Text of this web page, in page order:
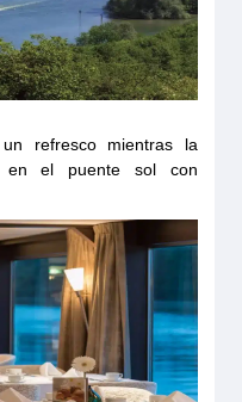
refresco mientras la
en el puente sol con